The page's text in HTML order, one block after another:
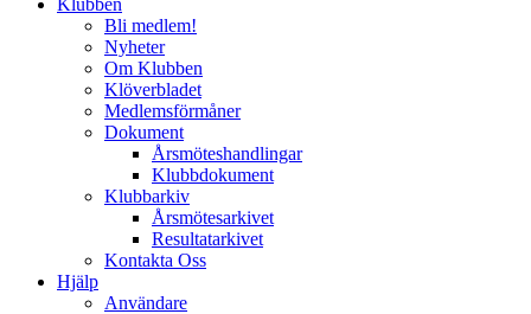
Klubben
Bli medlem!
Nyheter
Om Klubben
Klöverbladet
Medlemsförmåner
Dokument
Årsmöteshandlingar
Klubbdokument
Klubbarkiv
Årsmötesarkivet
Resultatarkivet
Kontakta Oss
Hjälp
Användare